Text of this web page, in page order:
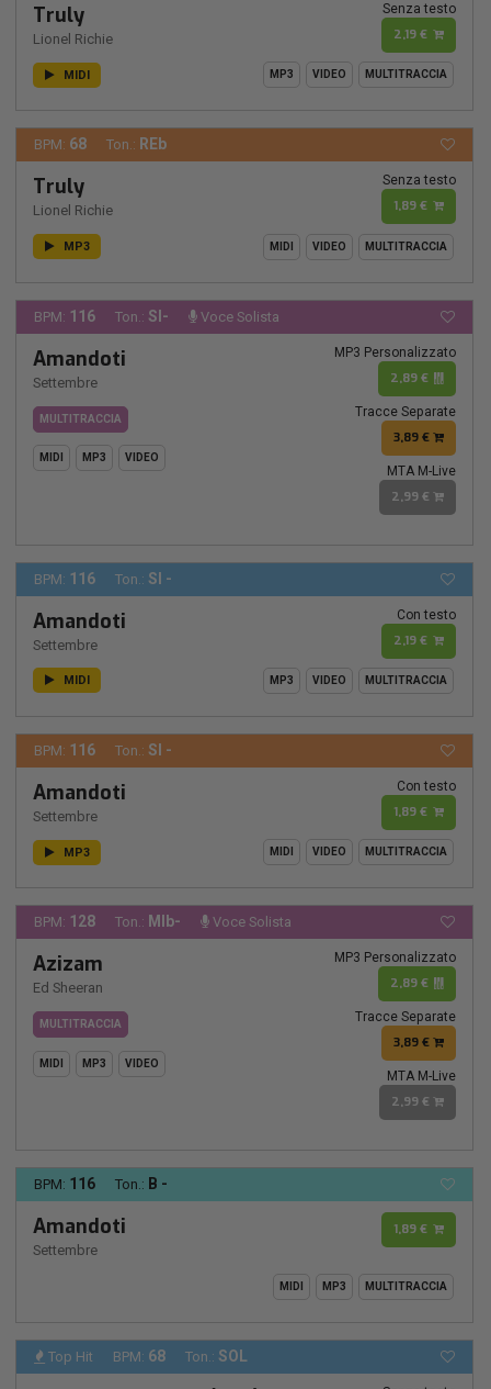
Truly
Lionel Richie
Senza testo
2,19 €
MIDI MP3 VIDEO MULTITRACCIA
BPM: 68 Ton.: REb
Truly
Lionel Richie
Senza testo
1,89 €
MP3 MIDI VIDEO MULTITRACCIA
BPM: 116 Ton.: SI- Voce Solista
Amandoti
Settembre
MULTITRACCIA
MIDI MP3 VIDEO
MP3 Personalizzato
2,89 €
Tracce Separate
3,89 €
MTA M-Live
2,99 €
BPM: 116 Ton.: SI -
Amandoti
Settembre
Con testo
2,19 €
MIDI MP3 VIDEO MULTITRACCIA
BPM: 116 Ton.: SI -
Amandoti
Settembre
Con testo
1,89 €
MP3 MIDI VIDEO MULTITRACCIA
BPM: 128 Ton.: MIb- Voce Solista
Azizam
Ed Sheeran
MULTITRACCIA
MIDI MP3 VIDEO
MP3 Personalizzato
2,89 €
Tracce Separate
3,89 €
MTA M-Live
2,99 €
BPM: 116 Ton.: B -
Amandoti
Settembre
1,89 €
MIDI MP3 MULTITRACCIA
Top Hit BPM: 68 Ton.: SOL